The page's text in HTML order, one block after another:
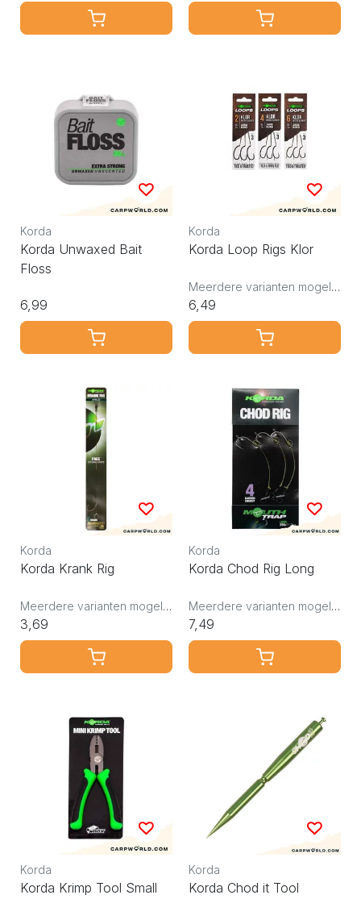
Korda
Korda Unwaxed Bait
Floss
6,99
Korda
Korda Loop Rigs Klor
Meerdere varianten mogelijk
6,49
Korda
Korda Krank Rig
Meerdere varianten mogelijk
3,69
Korda
Korda Chod Rig Long
Meerdere varianten mogelijk
7,49
Korda
Korda Krimp Tool Small
Korda
Korda Chod it Tool